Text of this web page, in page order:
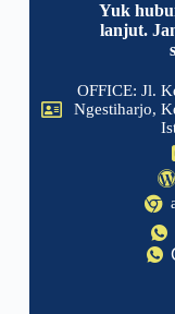
Yuk
lanjut.
OFFICE: Jl.
Ngestiharjo,